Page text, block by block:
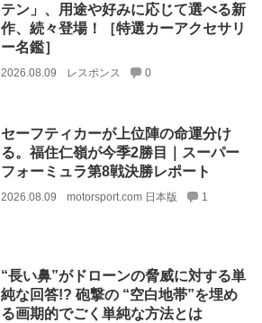
テン」、用途や好みに応じて選べる新
作、続々登場！［特選カーアクセサリ
ー名鑑］
2026.08.09 レスポンス 0
セーフティカーが上位陣の命運分け
る。福住仁嶺が今季2勝目｜スーパー
フォーミュラ第8戦決勝レポート
2026.08.09 motorsport.com 日本版 1
“長い鼻”がドローンの脅威に対する単
純な回答!? 砲撃の “空白地帯”を埋め
る画期的でごく単純な方法とは